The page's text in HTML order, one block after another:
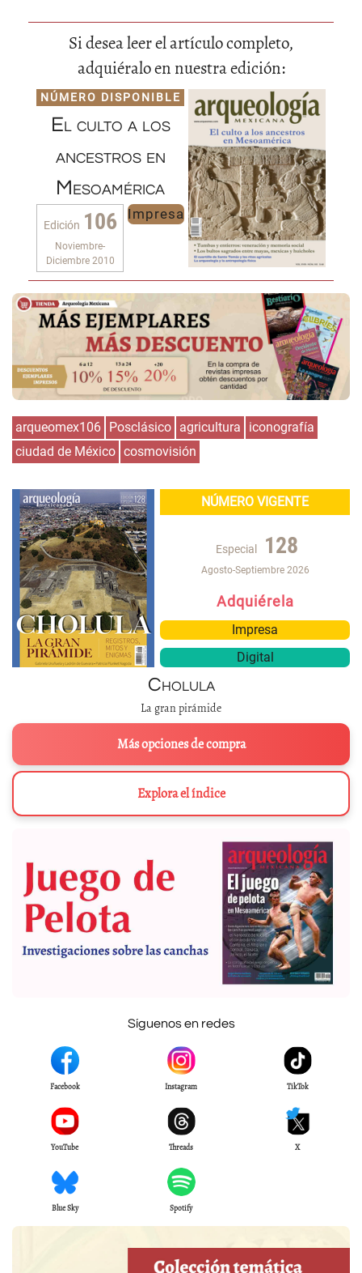
Si desea leer el artículo completo,
adquiéralo en nuestra edición:
NÚMERO DISPONIBLE
El culto a los
ancestros en
Mesoamérica
Edición 106
Noviembre-
Diciembre 2010
Impresa
arqueomex106 Posclásico agricultura
iconografía
ciudad de México cosmovisión
NÚMERO VIGENTE
Especial 128
Agosto-Septiembre 2026
Adquiérela
Impresa
Digital
Cholula
La gran pirámide
Más opciones de compra
Explora el índice
Síguenos en redes
Facebook Instagram TikTok
YouTube Threads X
Blue Sky Spotify